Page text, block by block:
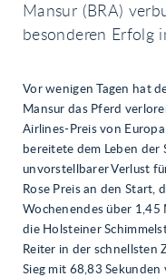
Mansur (BRA)
besonderen Erfolg
Vor wenigen Tagen hat
Mansur das Pferd
Airlines-Preis von
bereitete dem Leben der
unvorstellbarer Verlust
Rose Preis an den Start,
Wochenendes über 1,45
die Holsteiner
Reiter in der schnellsten
Sieg mit 68,83 Sekunden